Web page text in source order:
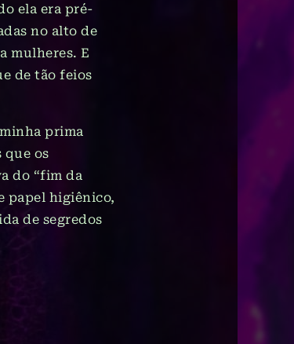
ela era pré-
no alto de
mulheres. E
de tão feios
prima
que os
do “fim da
papel higiênico,
de segredos